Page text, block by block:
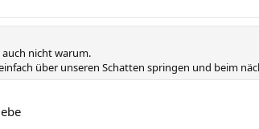
nicht warum.
über unseren Schatten springen und beim